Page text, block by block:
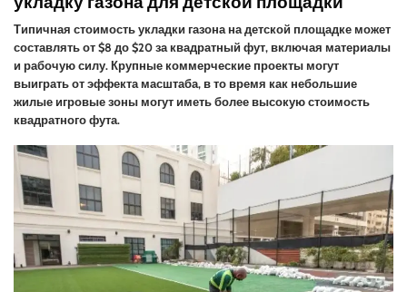
Типичная стоимость укладки газона на детской площадке может
составлять от $8 до $20 за квадратный фут, включая материалы
и рабочую силу. Крупные коммерческие проекты могут
выиграть от эффекта масштаба, в то время как небольшие
жилые игровые зоны могут иметь более высокую стоимость
квадратного фута.